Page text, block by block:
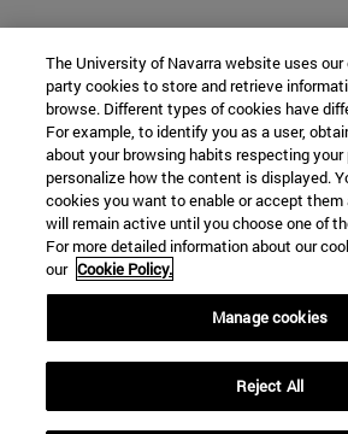
The University of Navarra website uses our
party cookies to store and retrieve
browse. Different types of cookies have
For example, to identify you as a user,
about your browsing habits respecting your
personalize how the content is displayed.
cookies you want to enable or accept them
will remain active until you choose one of
For more detailed information about our
our Cookie Policy.
Manage cookies
Reject All